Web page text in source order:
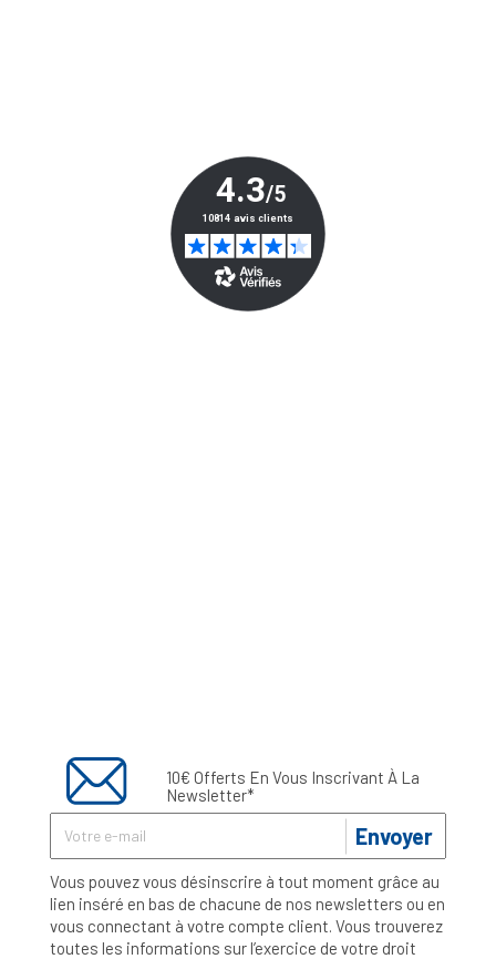
10€ Offerts En Vous Inscrivant À La
Newsletter*
Envoyer
Vous pouvez vous désinscrire à tout moment grâce au
lien inséré en bas de chacune de nos newsletters ou en
vous connectant à votre compte client. Vous trouverez
toutes les informations sur l’exercice de votre droit